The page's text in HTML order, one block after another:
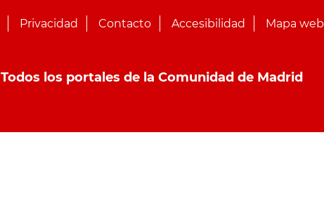
Privacidad Contacto Accesibilidad Mapa web
Todos los portales de la Comunidad de Madrid